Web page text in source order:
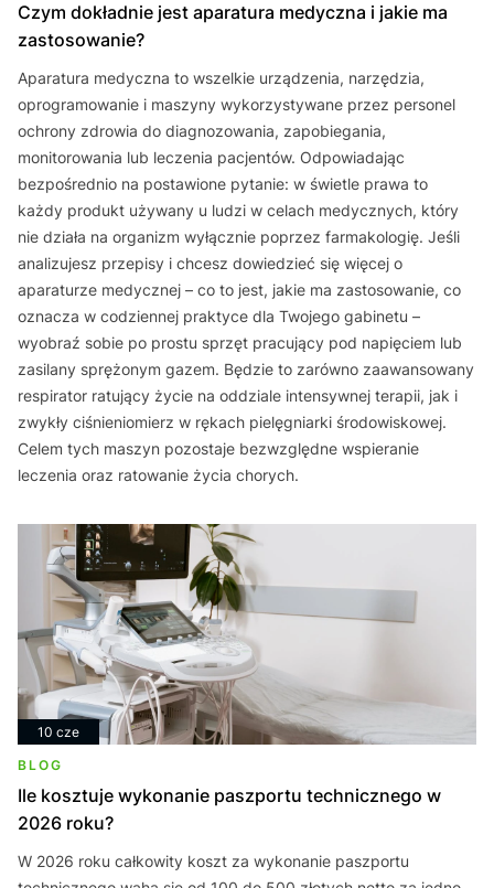
Czym dokładnie jest aparatura medyczna i jakie ma
zastosowanie?
Aparatura medyczna to wszelkie urządzenia, narzędzia,
oprogramowanie i maszyny wykorzystywane przez personel
ochrony zdrowia do diagnozowania, zapobiegania,
monitorowania lub leczenia pacjentów. Odpowiadając
bezpośrednio na postawione pytanie: w świetle prawa to
każdy produkt używany u ludzi w celach medycznych, który
nie działa na organizm wyłącznie poprzez farmakologię. Jeśli
analizujesz przepisy i chcesz dowiedzieć się więcej o
aparaturze medycznej – co to jest, jakie ma zastosowanie, co
oznacza w codziennej praktyce dla Twojego gabinetu –
wyobraź sobie po prostu sprzęt pracujący pod napięciem lub
zasilany sprężonym gazem. Będzie to zarówno zaawansowany
respirator ratujący życie na oddziale intensywnej terapii, jak i
zwykły ciśnieniomierz w rękach pielęgniarki środowiskowej.
Celem tych maszyn pozostaje bezwzględne wspieranie
leczenia oraz ratowanie życia chorych.
10 cze
BLOG
Ile kosztuje wykonanie paszportu technicznego w
2026 roku?
W 2026 roku całkowity koszt za wykonanie paszportu